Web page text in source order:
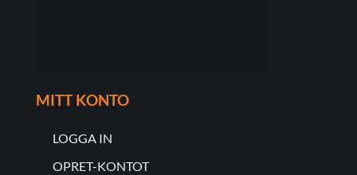
MITT KONTO
LOGGA IN
OPRET-KONTOT